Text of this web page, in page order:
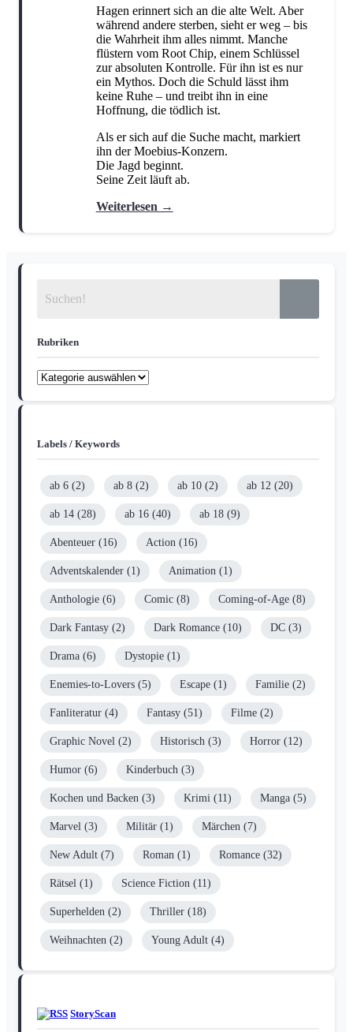
Kochen und Backen(3) Krimi(11)
Manga (5) Märchen(7) Marvel(3)
Militär(1) Mystery(1) New Adult (7)
Philosophie(1) Rätsel (1) Roman
Romance (32) Science Fiction
Story-Driven(1) Strategie (1)
Superhelden(2)
(18)
Hagen erinnert sich an die alte Welt. Aber
während andere sterben, sieht er weg – bis
die Wahrheit ihm alles nimmt. Manche
flüstern vom Root Chip, einem Schlüssel
zur absoluten Kontrolle. Für ihn ist es nur
ein Mythos. Doch die Schuld lässt ihm
keine Ruhe – und treibt ihn in eine
Hoffnung, die tödlich ist.
Als er sich auf die Suche macht, markiert
ihn der Moebius-Konzern.
Die Jagd beginnt.
Seine Zeit läuft ab.
Weiterlesen →
Rubriken
Rubriken
Labels / Keywords
ab 6 (2) ab 8 (2) ab 10 (2) ab 12 (20)
ab 14 (28) ab 16 (40) ab 18 (9)
Abenteuer (16) Action (16)
Adventskalender (1) Animation (1)
Anthologie (6) Comic (8) Coming-of-Age (8)
Dark Fantasy (2) Dark Romance (10) DC (3)
Drama (6) Dystopie (1)
Enemies-to-Lovers (5) Escape (1) Familie (2)
Fanliteratur (4) Fantasy (51) Filme (2)
Graphic Novel (2) Historisch (3) Horror (12)
Humor (6) Kinderbuch (3)
Kochen und Backen (3) Krimi (11) Manga (5)
Marvel (3) Militär (1) Märchen (7)
New Adult (7) Roman (1) Romance (32)
Rätsel (1) Science Fiction (11)
Superhelden (2) Thriller (18)
Weihnachten (2) Young Adult (4)
StoryScan